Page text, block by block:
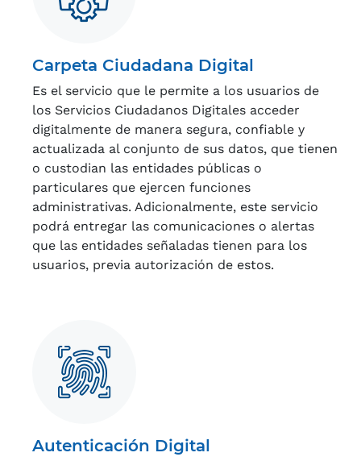
Carpeta Ciudadana Digital
Es el servicio que le permite a los usuarios de
los Servicios Ciudadanos Digitales acceder
digitalmente de manera segura, confiable y
actualizada al conjunto de sus datos, que tienen
o custodian las entidades públicas o
particulares que ejercen funciones
administrativas. Adicionalmente, este servicio
podrá entregar las comunicaciones o alertas
que las entidades señaladas tienen para los
usuarios, previa autorización de estos.
Autenticación Digital